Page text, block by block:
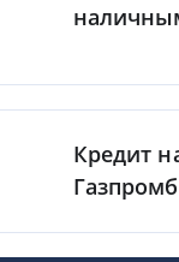
Кредит